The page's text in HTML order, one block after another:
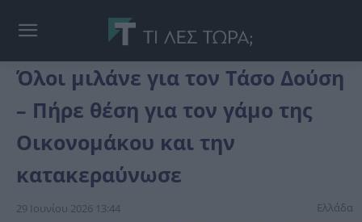
Όλοι μιλάνε για τον Τάσο Δούση
– Πήρε θέση για τον γάμο της
Οικονομάκου και την
κατακεραύνωσε
29 Ιουνίου 2026 13:44 Ελλάδα